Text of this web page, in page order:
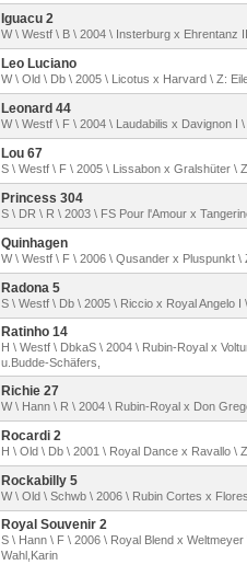
Iguacu 2
W \ Westf \ B \ 2004 \ Insterburg x Ehrentanz
Leo Luciano
W \ Old \ Db \ 2005 \ Licotus x Harvard \ Z:
Leonard 44
W \ Westf \ F \ 2004 \ Laudabilis x Davignon I
Lou 67
S \ Westf \ F \ 2005 \ Lissabon x Gralshüter \
Princess 304
S \ DR \ R \ 2003 \ FS Pour l'Amour x
Quinhagen
W \ Westf \ F \ 2006 \ Qusander x Pluspunkt
Radona 5
S \ Westf \ Db \ 2005 \ Riccio x Royal Angelo
Ratinho 14
H \ Westf \ DbkaS \ 2004 \ Rubin-Royal x
u.Budde-Schäfers,
Richie 27
W \ Hann \ R \ 2004 \ Rubin-Royal x Don
Rocardi 2
H \ Old \ Db \ 2001 \ Royal Dance x Ravallo \
Rockabilly 5
W \ Old \ Schwb \ 2006 \ Rubin Cortes x
Royal Souvenir 2
S \ Hann \ F \ 2006 \ Royal Blend x
Wahl,Karin